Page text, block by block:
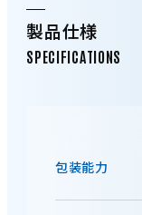
製品仕様
包装能力